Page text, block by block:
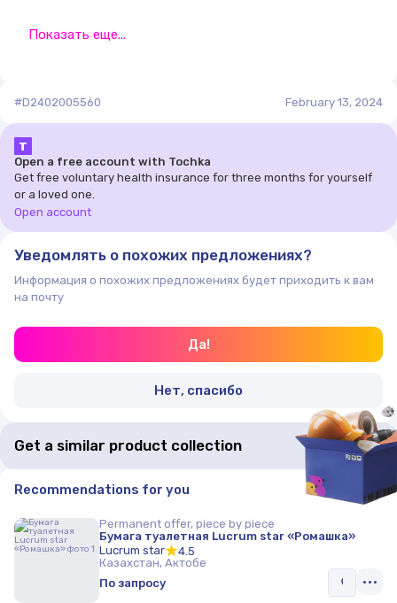
Показать еще...
#D2402005560 February 13, 2024
Т
Open a free account with Tochka
Get free voluntary health insurance for three months for yourself
or a loved one.
Open account
Уведомлять о похожих предложениях?
Информация о похожих предложениях будет приходить к вам
на почту
Да!
Нет, спасибо
Get a similar product collection
Recommendations for you
Permanent offer, piece by piece
Бумага туалетная Lucrum star «Ромашка»
Lucrum star
4.5
Казахстан, Актобе
По запросу